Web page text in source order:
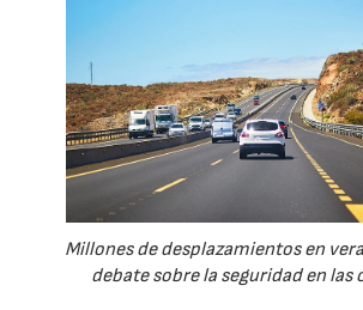
Millones de desplazamientos en
debate sobre la seguridad en las